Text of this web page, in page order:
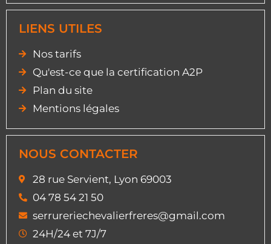
LIENS UTILES
Nos tarifs
Qu'est-ce que la certification A2P
Plan du site
Mentions légales
NOUS CONTACTER
28 rue Servient, Lyon 69003
04 78 54 21 50
serrureriechevalierfreres@gmail.com
24H/24 et 7J/7